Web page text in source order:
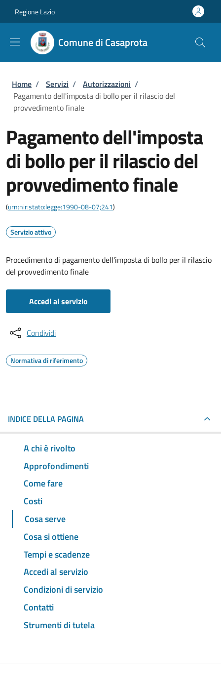
Regione Lazio
Comune di Casaprota
Briciole di pane
Home / Servizi / Autorizzazioni /
Pagamento dell'imposta di bollo per il rilascio del
provvedimento finale
Pagamento dell'imposta
di bollo per il rilascio del
provvedimento finale
(urn:nir:stato:legge:1990-08-07;241)
Servizio attivo
Procedimento di pagamento dell'imposta di bollo per il rilascio
del provvedimento finale
Accedi al servizio
Condividi
Normativa di riferimento
INDICE DELLA PAGINA
A chi è rivolto
Approfondimenti
Come fare
Costi
Cosa serve
Cosa si ottiene
Tempi e scadenze
Accedi al servizio
Condizioni di servizio
Contatti
Strumenti di tutela